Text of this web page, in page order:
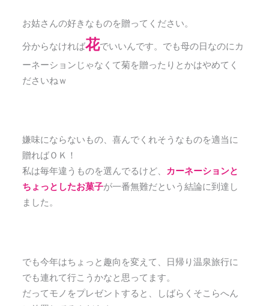
お姑さんの好きなものを贈ってください。
分からなければ花でいいんです。でも母の日なのにカ
ーネーションじゃなくて菊を贈ったりとかはやめてく
ださいねｗ
嫌味にならないもの、喜んでくれそうなものを適当に
贈ればＯＫ！
私は毎年違うものを選んでるけど、 カーネーションと
ちょっとしたお菓子が一番無難だという結論に到達し
ました。
でも今年はちょっと趣向を変えて、日帰り温泉旅行に
でも連れて行こうかなと思ってます。
だってモノをプレゼントすると、しばらくそこらへん